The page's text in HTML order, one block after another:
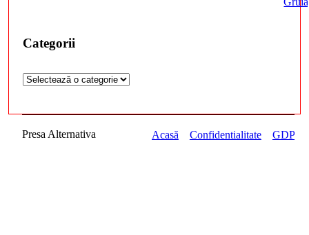
Categorii
Acasă Confidentialitate GDPR
Presa Alternativa